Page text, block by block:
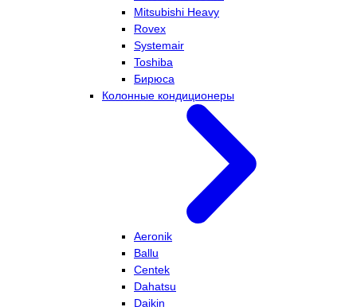
Mitsubishi Heavy
Rovex
Systemair
Toshiba
Бирюса
Колонные кондиционеры
Aeronik
Ballu
Centek
Dahatsu
Daikin